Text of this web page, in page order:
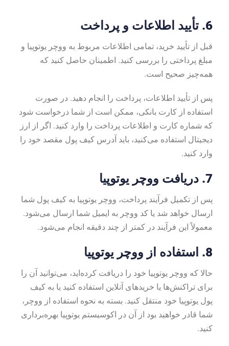
6. تأیید اطلاعات و پرداخت
قبل از تأیید خرید، تمامی اطلاعات مربوط به ووچر یوتوپیا و
مبلغ پرداختی را بررسی کنید. اطمینان حاصل کنید که
همه‌چیز صحیح است.
پس از تأیید اطلاعات، پرداخت را انجام دهید. در صورت
استفاده از کارت بانکی، ممکن است از شما درخواست شود
که شماره کارت و اطلاعات پرداخت را وارد کنید. اگر از ارز
دیجیتال استفاده می‌کنید، باید آدرس کیف پول مقصد خود را
وارد کنید.
7. دریافت ووچر یوتوپیا
پس از تکمیل فرآیند پرداخت، ووچر یوتوپیا به کیف پول شما
ارسال خواهد شد یا کد ووچر به ایمیل شما ارسال می‌شود.
معمولاً این فرآیند در کمتر از چند دقیقه انجام می‌شود.
8. استفاده از ووچر یوتوپیا
حالا که ووچر یوتوپیا خود را دریافت کرده‌اید، می‌توانید آن را
برای تراکنش‌ها یا خریدهای آنلاین استفاده کنید یا به کیف
پول یوتوپیا خود منتقل کنید. بسته به نحوه استفاده از ووچر،
شما قادر خواهید بود از آن در اکوسیستم یوتوپیا بهره‌برداری
کنید.